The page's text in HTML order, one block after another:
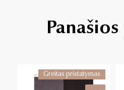
Greitas pristatymas